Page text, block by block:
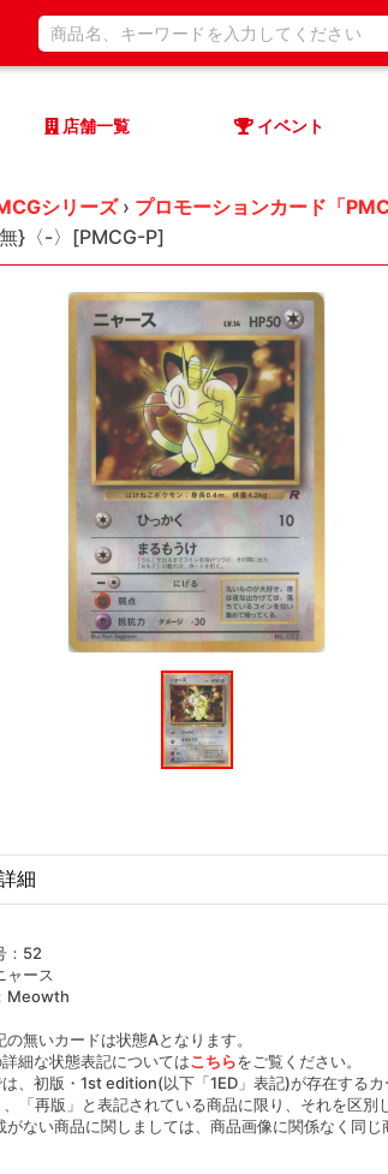
店舗一覧 イベント
シリーズ › プロモーションカード「
}〈-〉[PMCG-P]
細
：52
ャース
Meowth
の無いカードは状態Aとなります。
細な状態表記についてはこちらをご覧ください。
、初版・1st edition(以下「1ED」表記)が存在するカ
、「再版」と表記されている商品に限り、それを区別
がない商品に関しましては、商品画像に関係なく同じ